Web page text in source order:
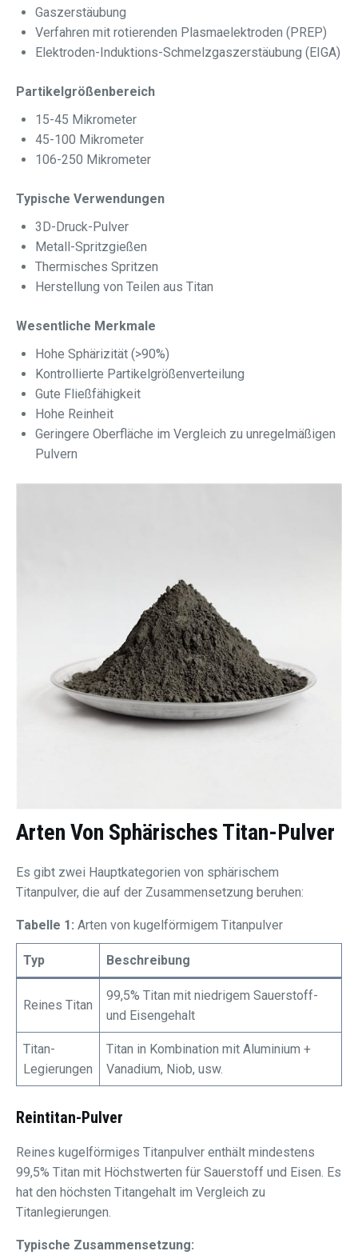
Gaszerstäubung
Verfahren mit rotierenden Plasmaelektroden (PREP)
Elektroden-Induktions-Schmelzgaszerstäubung (EIGA)
Partikelgrößenbereich
15-45 Mikrometer
45-100 Mikrometer
106-250 Mikrometer
Typische Verwendungen
3D-Druck-Pulver
Metall-Spritzgießen
Thermisches Spritzen
Herstellung von Teilen aus Titan
Wesentliche Merkmale
Hohe Sphärizität (>90%)
Kontrollierte Partikelgrößenverteilung
Gute Fließfähigkeit
Hohe Reinheit
Geringere Oberfläche im Vergleich zu unregelmäßigen
Pulvern
Arten Von Sphärisches Titan-Pulver
Es gibt zwei Hauptkategorien von sphärischem
Titanpulver, die auf der Zusammensetzung beruhen:
Tabelle 1: Arten von kugelförmigem Titanpulver
Typ Beschreibung
Reines Titan
99,5% Titan mit niedrigem Sauerstoff-
und Eisengehalt
Titan-
Legierungen
Titan in Kombination mit Aluminium +
Vanadium, Niob, usw.
Reintitan-Pulver
Reines kugelförmiges Titanpulver enthält mindestens
99,5% Titan mit Höchstwerten für Sauerstoff und Eisen. Es
hat den höchsten Titangehalt im Vergleich zu
Titanlegierungen.
Typische Zusammensetzung: